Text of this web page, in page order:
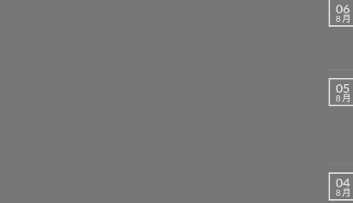
06
8 月
05
8 月
04
8 月